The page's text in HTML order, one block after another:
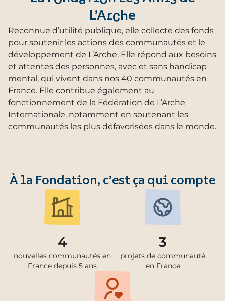
L’Arche
Reconnue d’utilité publique, elle collecte des fonds
pour soutenir les actions des communautés et le
développement de L’Arche. Elle répond aux besoins
et attentes des personnes, avec et sans handicap
mental, qui vivent dans nos 40 communautés en
France. Elle contribue également au
fonctionnement de la Fédération de L’Arche
Internationale, notamment en soutenant les
communautés les plus défavorisées dans le monde.
À la Fondation, c’est ça qui compte
4
nouvelles communautés en
France depuis 5 ans
3
projets de communauté
en France